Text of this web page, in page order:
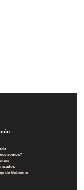
somos?
de Gobierno